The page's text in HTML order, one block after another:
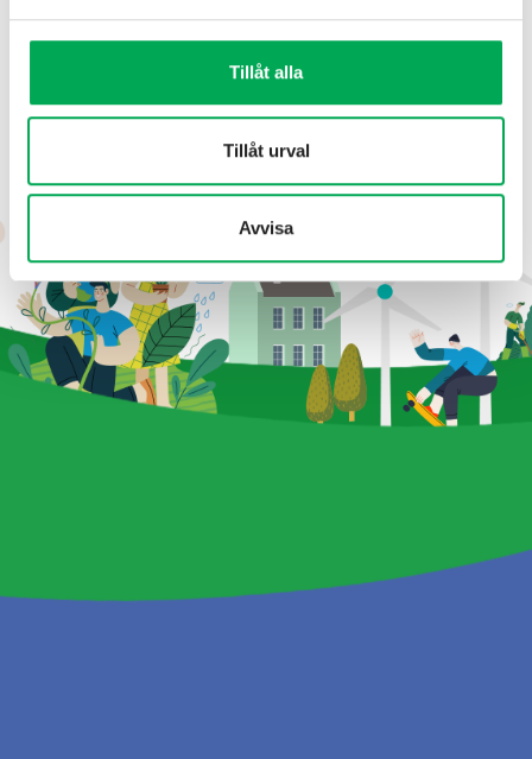
Tillåt alla
Tillåt urval
Avvisa
Kontakt
Fabriksgatan 1 • 566 34 Habo
info@haboenergi.se